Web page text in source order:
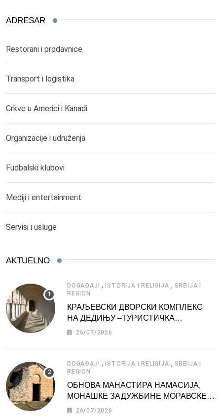
ADRESAR
Restorani i prodavnice
Transport i logistika
Crkve u Americi i Kanadi
Organizacije i udruženja
Fudbalski klubovi
Mediji i entertainment
Servisi i usluge
AKTUELNO
DOGAĐAJI , ISTORIJA I RELIGIJA , SRBIJA I
REGION
КРАЉЕВСКИ ДВОРСКИ КОМПЛЕКС
НА ДЕДИЊУ –ТУРИСТИЧКА
АТРАКЦИЈА
26/07/2026
DOGAĐAJI , ISTORIJA I RELIGIJA , SRBIJA I
REGION
ОБНОВА МАНАСТИРА НАМАСИЈА,
МОНАШКЕ ЗАДУЖБИНЕ МОРАВСКЕ
СРБИЈЕ
26/07/2026